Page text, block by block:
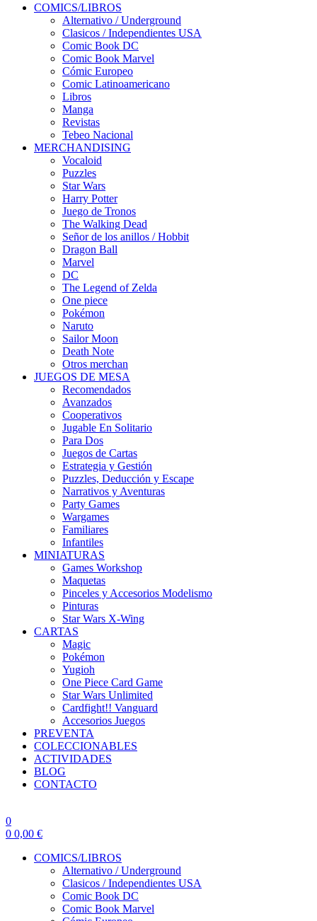
COMICS/LIBROS
Alternativo / Underground
Clasicos / Independientes USA
Comic Book DC
Comic Book Marvel
Cómic Europeo
Comic Latinoamericano
Libros
Manga
Revistas
Tebeo Nacional
MERCHANDISING
Vocaloid
Puzzles
Star Wars
Harry Potter
Juego de Tronos
The Walking Dead
Señor de los anillos / Hobbit
Dragon Ball
Marvel
DC
The Legend of Zelda
One piece
Pokémon
Naruto
Sailor Moon
Death Note
Otros merchan
JUEGOS DE MESA
Recomendados
Avanzados
Cooperativos
Jugable En Solitario
Para Dos
Juegos de Cartas
Estrategia y Gestión
Puzzles, Deducción y Escape
Narrativos y Aventuras
Party Games
Wargames
Familiares
Infantiles
MINIATURAS
Games Workshop
Maquetas
Pinceles y Accesorios Modelismo
Pinturas
Star Wars X-Wing
CARTAS
Magic
Pokémon
Yugioh
One Piece Card Game
Star Wars Unlimited
Cardfight!! Vanguard
Accesorios Juegos
PREVENTA
COLECCIONABLES
ACTIVIDADES
BLOG
CONTACTO
0
0 0,00 €
COMICS/LIBROS
Alternativo / Underground
Clasicos / Independientes USA
Comic Book DC
Comic Book Marvel